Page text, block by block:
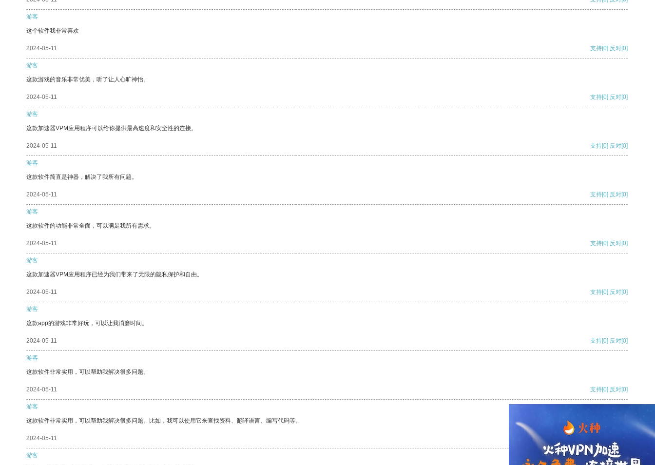
游客
这个软件我非常喜欢
2024-05-11 支持[0] 反对[0]
游客
这款游戏的音乐非常优美，听了让人心旷神怡。
2024-05-11 支持[0] 反对[0]
游客
这款加速器VPM应用程序可以给你提供最高速度和安全性的连接。
2024-05-11 支持[0] 反对[0]
游客
这款软件简直是神器，解决了我所有问题。
2024-05-11 支持[0] 反对[0]
游客
这款软件的功能非常全面，可以满足我所有需求。
2024-05-11 支持[0] 反对[0]
游客
这款加速器VPM应用程序已经为我们带来了无限的隐私保护和自由。
2024-05-11 支持[0] 反对[0]
游客
这款app的游戏非常好玩，可以让我消磨时间。
2024-05-11 支持[0] 反对[0]
游客
这款软件非常实用，可以帮助我解决很多问题。
2024-05-11 支持[0] 反对[0]
游客
这款软件非常实用，可以帮助我解决很多问题。比如，我可以使用它来查找资料、翻译语言、编写代码等。
2024-05-11
游客